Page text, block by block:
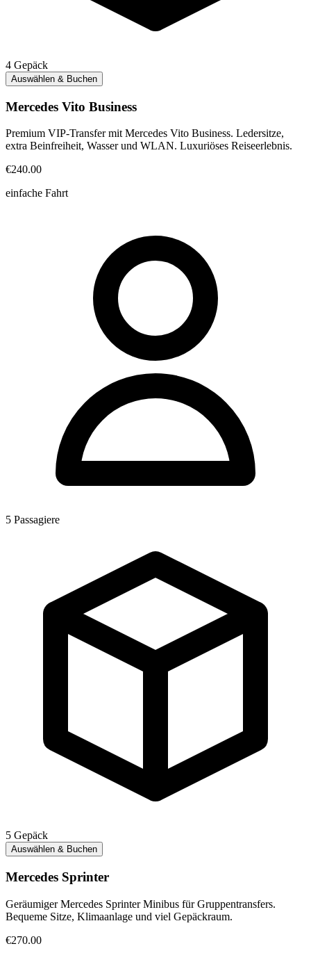
4 Gepäck
Auswählen & Buchen
Mercedes Vito Business
Premium VIP-Transfer mit Mercedes Vito Business. Ledersitze,
extra Beinfreiheit, Wasser und WLAN. Luxuriöses Reiseerlebnis.
€240.00
einfache Fahrt
5 Passagiere
5 Gepäck
Auswählen & Buchen
Mercedes Sprinter
Geräumiger Mercedes Sprinter Minibus für Gruppentransfers.
Bequeme Sitze, Klimaanlage und viel Gepäckraum.
€270.00